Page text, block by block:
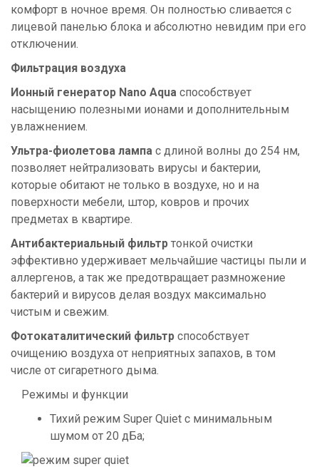
комфорт в ночное время. Он полностью сливается с
лицевой панелью блока и абсолютно невидим при его
отключении.
Фильтрация воздуха
Ионный генератор Nano Aqua способствует
насыщению полезными ионами и дополнительным
увлажнением.
Ультра-фиолетова лампа с длиной волны до 254 нм,
позволяет нейтрализовать вирусы и бактерии,
которые обитают не только в воздухе, но и на
поверхности мебели, штор, ковров и прочих
предметах в квартире.
Антибактериальный фильтр тонкой очистки
эффективно удерживает мельчайшие частицы пыли и
аллергенов, а так же предотвращает размножение
бактерий и вирусов делая воздух максимально
чистым и свежим.
Фотокаталитический фильтр способствует
очищению воздуха от неприятных запахов, в том
числе от сигаретного дыма.
Режимы и функции
Тихий режим Super Quiet с минимальным
шумом от 20 дБа;